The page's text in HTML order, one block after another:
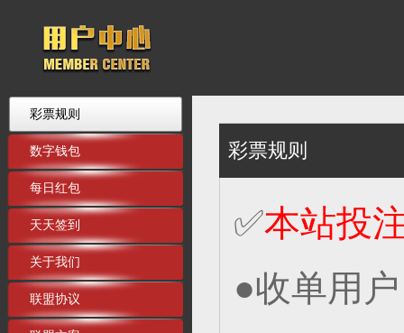
彩票规则
数字钱包
每日红包
天天签到
关于我们
联盟协议
彩票规则
✅本站投
●收单用